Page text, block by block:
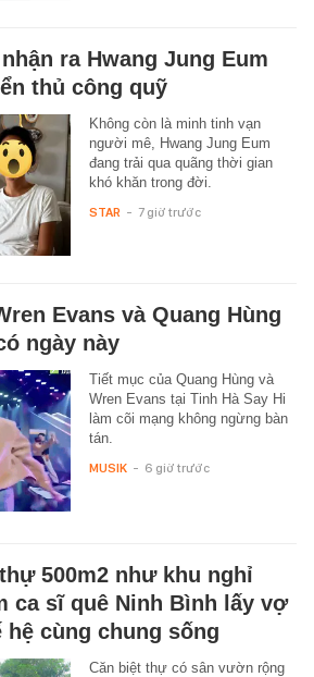
ra Hwang Jung Eum
thủ công quỹ
Không còn là minh tinh vạn
người mê, Hwang Jung Eum
đang trải qua quãng thời gian
khó khăn trong đời.
STAR - 7 giờ trước
Evans và Quang Hùng
ngày này
Tiết mục của Quang Hùng và
Wren Evans tại Tinh Hà Say Hi
làm cõi mạng không ngừng bàn
tán.
MUSIK - 6 giờ trước
500m2 như khu nghỉ
ca sĩ quê Ninh Bình lấy vợ
hệ cùng chung sống
Căn biệt thự có sân vườn rộng